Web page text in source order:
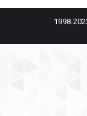
1998-